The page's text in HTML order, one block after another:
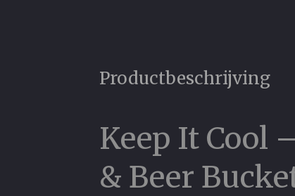
Productbeschrijving
Keep It Cool
& Beer